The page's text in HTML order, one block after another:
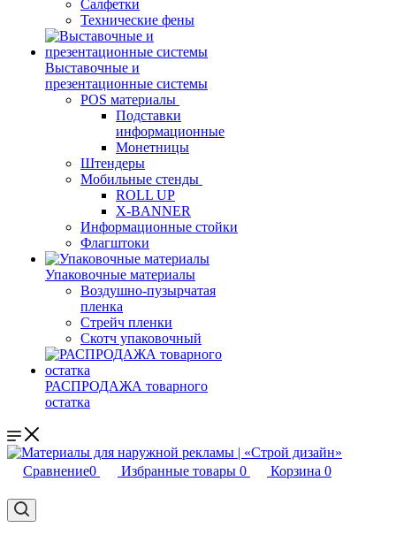
Салфетки
Технические фены
Выставочные и
презентационные системы
POS материалы
Подставки
информационные
Монетницы
Штендеры
Мобильные стенды
ROLL UP
X-BANNER
Информационные стойки
Флагштоки
Упаковочные материалы
Воздушно-пузырчатая
пленка
Стрейч пленки
Скотч упаковочный
РАСПРОДАЖА товарного
остатка
Сравнение0 Избранные товары 0 Корзина 0